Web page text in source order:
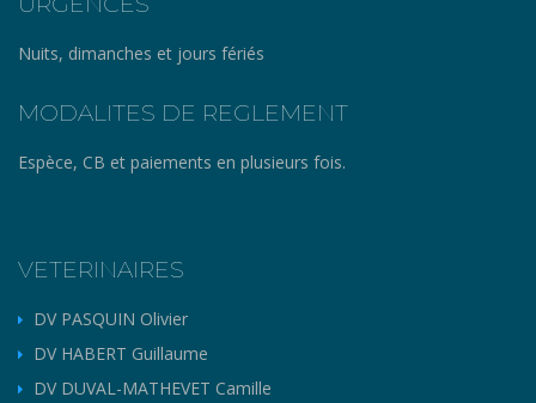
Nuits, dimanches et jours fériés
MODALITES DE REGLEMENT
Espèce, CB et paiements en plusieurs fois.
VETERINAIRES
DV PASQUIN Olivier
DV HABERT Guillaume
DV DUVAL-MATHEVET Camille